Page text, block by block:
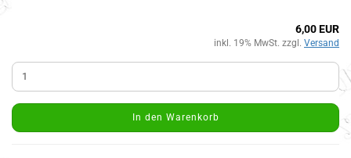
6,00 EUR
inkl. 19% MwSt. zzgl. Versand
In den Warenkorb